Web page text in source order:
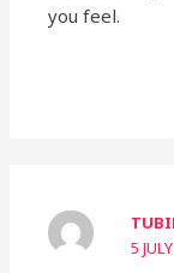
you feel.
5